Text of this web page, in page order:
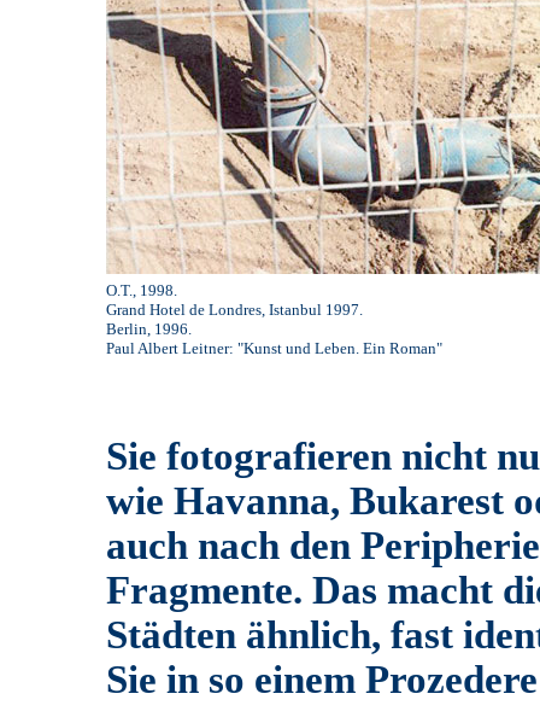
O.T., 1998.
Grand Hotel de Londres, Istanbul 1997.
Berlin, 1996.
Paul Albert Leitner: "Kunst und Leben. Ein Roman"
Sie fotografieren nicht
wie Havanna, Bukarest
auch nach den
Fragmente. Das macht
Städten ähnlich, fast
Sie in so einem